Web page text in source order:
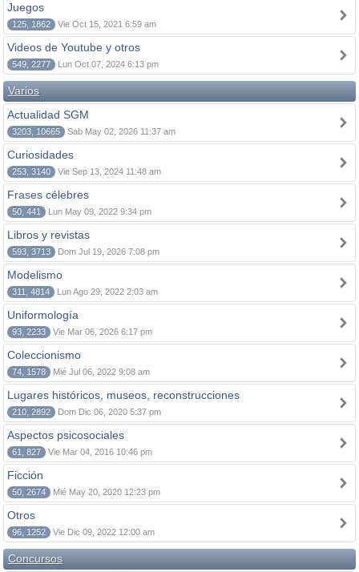
Juegos
125, 1862 Vie Oct 15, 2021 6:59 am
Videos de Youtube y otros
549, 2277 Lun Oct 07, 2024 6:13 pm
Varios
Actualidad SGM
3203, 10665 Sab May 02, 2026 11:37 am
Curiosidades
253, 3140 Vie Sep 13, 2024 11:48 am
Frases célebres
50, 441 Lun May 09, 2022 9:34 pm
Libros y revistas
593, 3713 Dom Jul 19, 2026 7:08 pm
Modelismo
311, 4814 Lun Ago 29, 2022 2:03 am
Uniformología
93, 2233 Vie Mar 06, 2026 6:17 pm
Coleccionismo
74, 1578 Mié Jul 06, 2022 9:08 am
Lugares históricos, museos, reconstrucciones
210, 2892 Dom Dic 06, 2020 5:37 pm
Aspectos psicosociales
61, 827 Vie Mar 04, 2016 10:46 pm
Ficción
50, 2674 Mié May 20, 2020 12:23 pm
Otros
96, 1252 Vie Dic 09, 2022 12:00 am
Concursos